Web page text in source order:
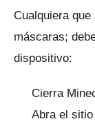
Cualquiera
máscaras;
dispositivo:
Cierra
Abra el